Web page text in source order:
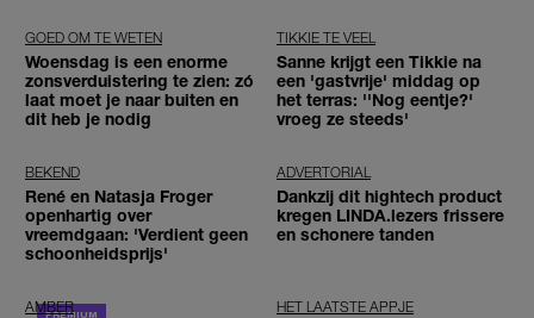
GOED OM TE WETEN
Woensdag is een enorme
zonsverduistering te zien: zó
laat moet je naar buiten en
dit heb je nodig
TIKKIE TE VEEL
Sanne krijgt een Tikkie na
een 'gastvrije' middag op
het terras: ''Nog eentje?'
vroeg ze steeds'
BEKEND
René en Natasja Froger
openhartig over
vreemdgaan: 'Verdient geen
schoonheidsprijs'
ADVERTORIAL
Dankzij dit hightech product
kregen LINDA.lezers frissere
en schonere tanden
AMBER HET LAATSTE APPJE